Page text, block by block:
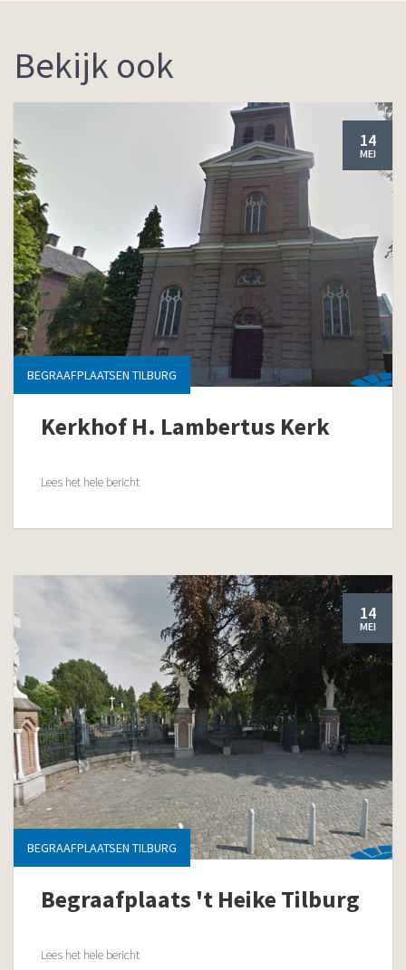
Bekijk ook
14
MEI
BEGRAAFPLAATSEN TILBURG
Kerkhof H. Lambertus Kerk
Lees het hele bericht
14
MEI
BEGRAAFPLAATSEN TILBURG
Begraafplaats 't Heike Tilburg
Lees het hele bericht